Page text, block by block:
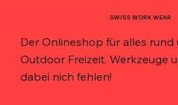
SWISS WORK WEAR
Der Onlineshop für alles
Outdoor Freizeit. Werkzeuge
dabei nich fehlen!